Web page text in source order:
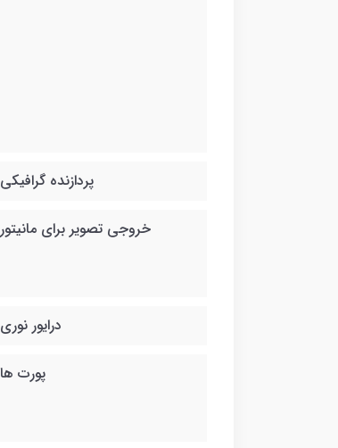
پردازنده گرافیکی
خروجی تصویر برای مانیتور
درایور نوری
پورت ها